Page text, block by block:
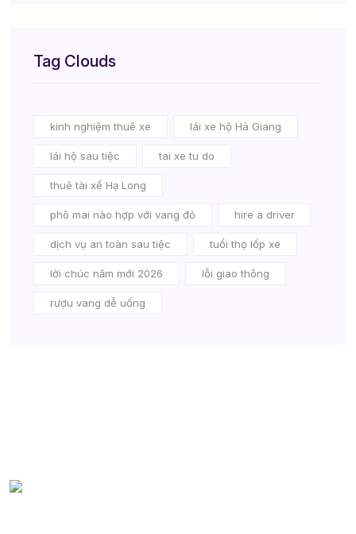
Tag Clouds
kinh nghiệm thuê xe lái xe hộ Hà Giang
lái hộ sau tiệc tai xe tu do
thuê tài xế Hạ Long
phô mai nào hợp với vang đỏ hire a driver
dịch vụ an toàn sau tiệc tuổi thọ lốp xe
lời chúc năm mới 2026 lỗi giao thông
rượu vang dễ uống